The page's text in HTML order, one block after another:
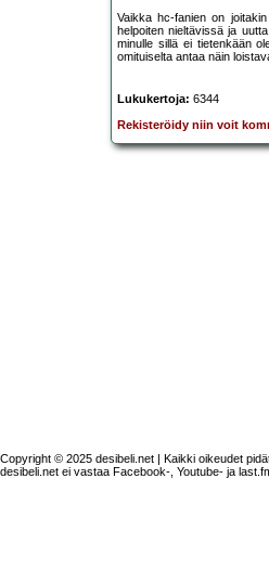
Vaikka hc-fanien on
helpoiten nieltävissä ja
minulle sillä ei tietenkään
omituiselta antaa näin
Lukukertoja: 6344
Rekisteröidy niin voit
Copyright © 2025 desibeli.net | Kaikki oikeudet
desibeli.net ei vastaa Facebook-, Youtube- ja